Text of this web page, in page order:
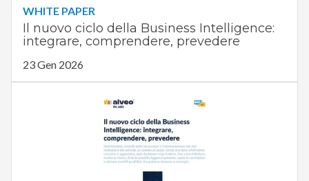
WHITE PAPER
Il nuovo ciclo della Business Intelligence:
integrare, comprendere, prevedere
23 Gen 2026